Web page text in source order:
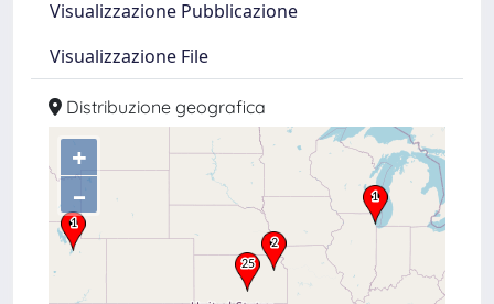
Visualizzazione Pubblicazione
Visualizzazione File
Distribuzione geografica
+
–